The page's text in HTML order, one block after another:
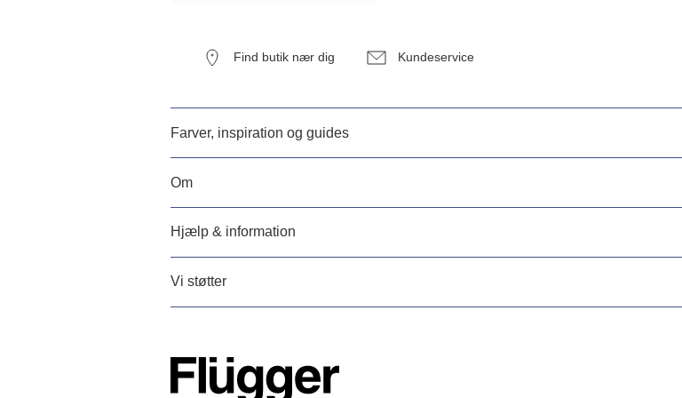
Find butik nær dig Kundeservice
Farver, inspiration og guides
Om
Hjælp & information
Vi støtter